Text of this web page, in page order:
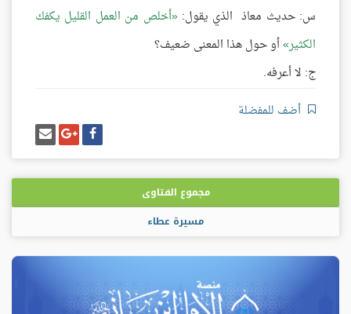
س: حديث معاذ الذي يقول: أخلص من العمل القليل يكفك
الكثير أو حول هذا المعنى ضعيف؟
ج: لا أعرفه.
أضف للمفضلة
شارك
على
فيسبوك
شارك
على
غوغل
بلس
إرسل
إيميل
مجموع الفتاوى
مسيرة عطاء